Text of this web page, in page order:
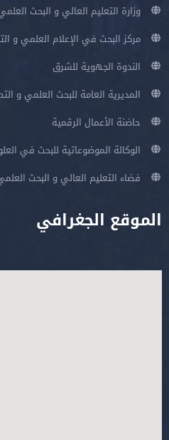
و البحث العلمي
العلمي و التقني
العلمي و التطوير التكنولوجي
للبحث في العلوم الإنسانية و الإجتماعية
و البحث العلمي